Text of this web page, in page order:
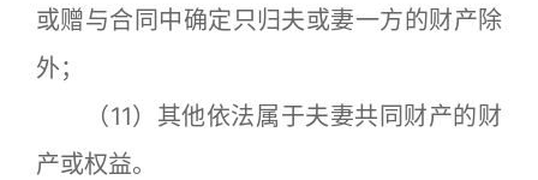
或赠与合同中确定只归夫或妻一方的财产除
外；
（11）其他依法属于夫妻共同财产的财
产或权益。